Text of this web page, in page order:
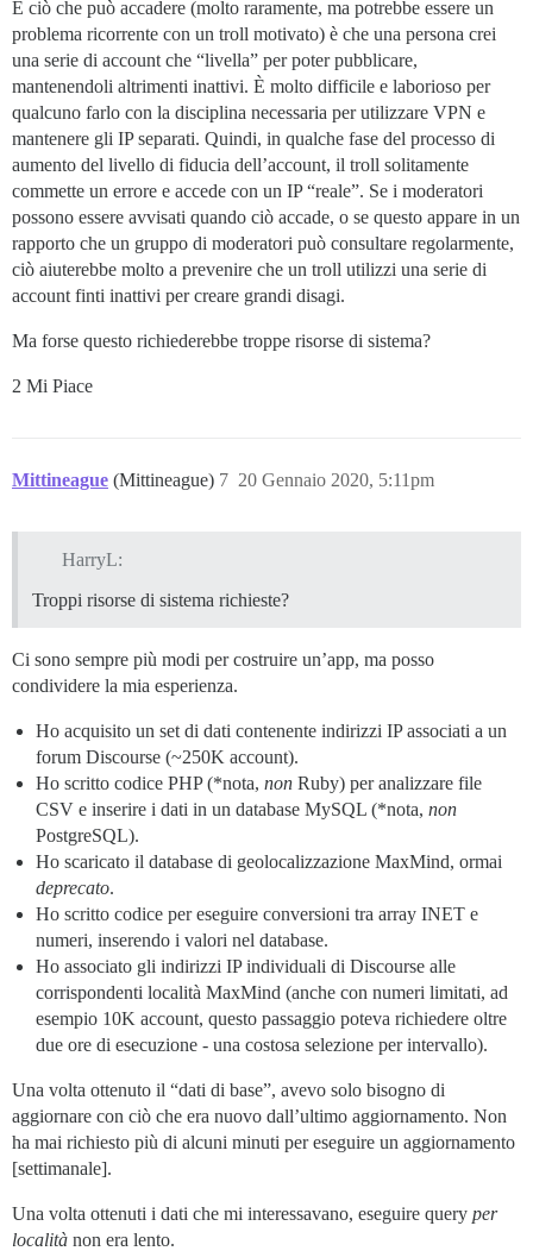
E ciò che può accadere (molto raramente, ma potrebbe essere un
problema ricorrente con un troll motivato) è che una persona crei
una serie di account che “livella” per poter pubblicare,
mantenendoli altrimenti inattivi. È molto difficile e laborioso per
qualcuno farlo con la disciplina necessaria per utilizzare VPN e
mantenere gli IP separati. Quindi, in qualche fase del processo di
aumento del livello di fiducia dell’account, il troll solitamente
commette un errore e accede con un IP “reale”. Se i moderatori
possono essere avvisati quando ciò accade, o se questo appare in un
rapporto che un gruppo di moderatori può consultare regolarmente,
ciò aiuterebbe molto a prevenire che un troll utilizzi una serie di
account finti inattivi per creare grandi disagi.
Ma forse questo richiederebbe troppe risorse di sistema?
2 Mi Piace
Mittineague (Mittineague) 20 Gennaio 2020, 5:11pm
7
HarryL:
Troppi risorse di sistema richieste?
Ci sono sempre più modi per costruire un’app, ma posso
condividere la mia esperienza.
Ho acquisito un set di dati contenente indirizzi IP associati a un
forum Discourse (~250K account).
Ho scritto codice PHP (*nota, non Ruby) per analizzare file
CSV e inserire i dati in un database MySQL (*nota, non
PostgreSQL).
Ho scaricato il database di geolocalizzazione MaxMind, ormai
deprecato.
Ho scritto codice per eseguire conversioni tra array INET e
numeri, inserendo i valori nel database.
Ho associato gli indirizzi IP individuali di Discourse alle
corrispondenti località MaxMind (anche con numeri limitati, ad
esempio 10K account, questo passaggio poteva richiedere oltre
due ore di esecuzione - una costosa selezione per intervallo).
Una volta ottenuto il “dati di base”, avevo solo bisogno di
aggiornare con ciò che era nuovo dall’ultimo aggiornamento. Non
ha mai richiesto più di alcuni minuti per eseguire un aggiornamento
[settimanale].
Una volta ottenuti i dati che mi interessavano, eseguire query per
località non era lento.